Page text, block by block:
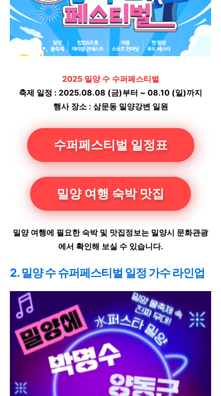
2025 밀양 수 수퍼페스티벌
축제 일정 : 2025.08.08 (금)부터 ~ 08.10 (일)까지
행사 장소 : 삼문동 밀양강변 일원
수퍼페스티벌 일정표
밀양 여행 숙박 맛집
밀양 여행에 필요한 숙박 및 맛집정보는 밀양시 문화관광
에서 확인해 보실 수 있습니다.
2. 밀양 수 슈퍼페스티벌 일정 가수 라인업